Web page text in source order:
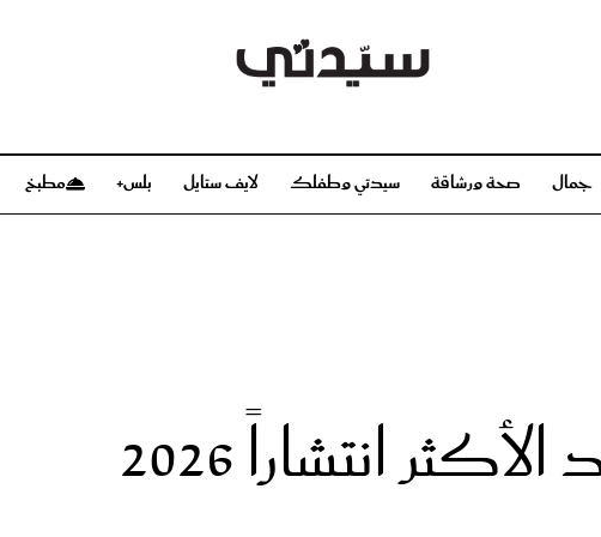
جمال صحة ورشاقة سيدتي وطفلك لايف ستايل بلس+ مطبخ
انتشاراً 2026
صحة ورشاقة سيدتي وطفلك
مجلة سيدتي
مناسبات X سيدتي